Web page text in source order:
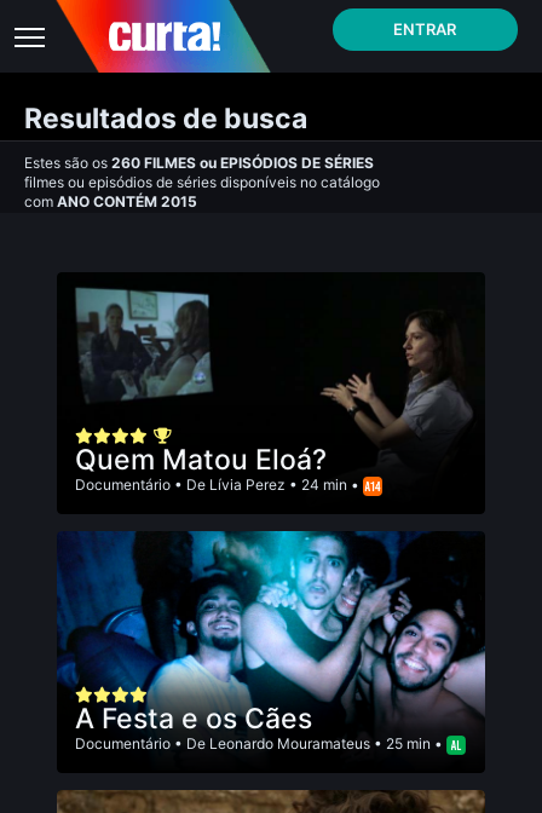
ENTRAR
Resultados de busca
Estes são os 260 FILMES ou EPISÓDIOS DE SÉRIES
filmes ou episódios de séries disponíveis no catálogo
com ANO CONTÉM 2015
Quem Matou Eloá?
Documentário • De Lívia Perez • 24 min •
A Festa e os Cães
Documentário • De Leonardo Mouramateus • 25 min •